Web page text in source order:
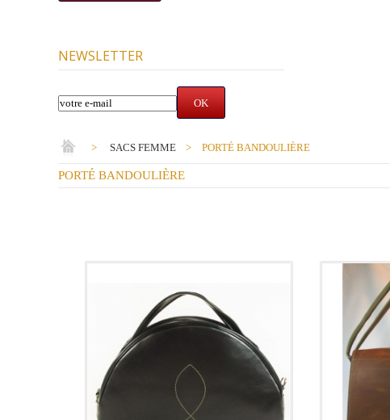
NEWSLETTER
> SACS FEMME > PORTÉ BANDOULIÈRE
PORTÉ BANDOULIÈRE